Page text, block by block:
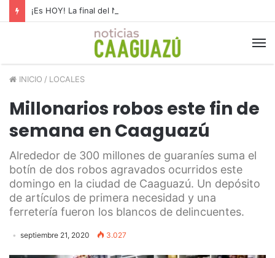
¡Es HOY! La final del Nacional B
INICIO / LOCALES
Millonarios robos este fin de
semana en Caaguazú
Alrededor de 300 millones de guaraníes suma el
botín de dos robos agravados ocurridos este
domingo en la ciudad de Caaguazú. Un depósito
de artículos de primera necesidad y una
ferretería fueron los blancos de delincuentes.
septiembre 21, 2020 3.027